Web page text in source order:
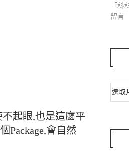
起眼,也是這麼平
Package,會自然
「 科
留言